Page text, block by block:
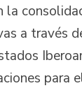
la
a través
para